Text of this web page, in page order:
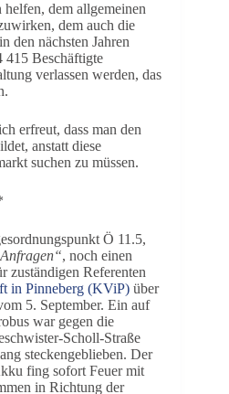
dem allgemeinen
dem auch die
den nächsten Jahren
415 Beschäftigte
verlassen werden, das
erfreut, dass man den
anstatt diese
suchen zu müssen.
Ö 11.5,
, noch einen
zuständigen Referenten
in Pinneberg (KViP) über
5. September. Ein auf
war gegen die
Scholl-Straße
steckengeblieben. Der
fing sofort Feuer mit
in Richtung der